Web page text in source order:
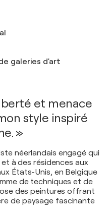
galeries d'art
et menace
style inspiré
»
néerlandais engagé qui
à des résidences aux
États-Unis, en Belgique
de techniques et de
des peintures offrant
de paysage fascinante